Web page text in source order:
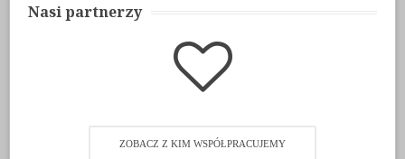
Nasi partnerzy
ZOBACZ Z KIM WSPÓŁPRACUJEMY